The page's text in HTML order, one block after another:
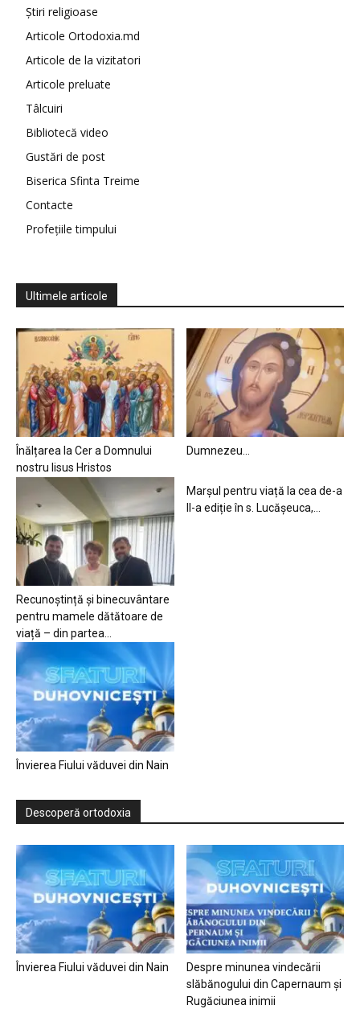
Știri religioase
Articole Ortodoxia.md
Articole de la vizitatori
Articole preluate
Tâlcuiri
Bibliotecă video
Gustări de post
Biserica Sfinta Treime
Contacte
Profețiile timpului
Ultimele articole
Înălțarea la Cer a Domnului
nostru Iisus Hristos
Dumnezeu…
Recunoștință și binecuvântare
pentru mamele dătătoare de
viață – din partea...
Marșul pentru viață la cea de-a
II-a ediție în s. Lucășeuca,...
Învierea Fiului văduvei din Nain
Descoperă ortodoxia
Învierea Fiului văduvei din Nain
Despre minunea vindecării
slăbănogului din Capernaum și
Rugăciunea inimii